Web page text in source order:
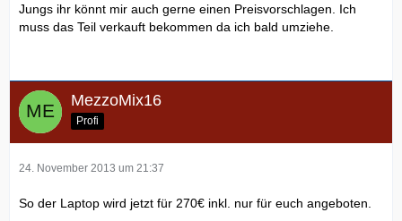
Jungs ihr könnt mir auch gerne einen Preisvorschlagen. Ich
muss das Teil verkauft bekommen da ich bald umziehe.
MezzoMix16
Profi
24. November 2013 um 21:37
So der Laptop wird jetzt für 270€ inkl. nur für euch angeboten.